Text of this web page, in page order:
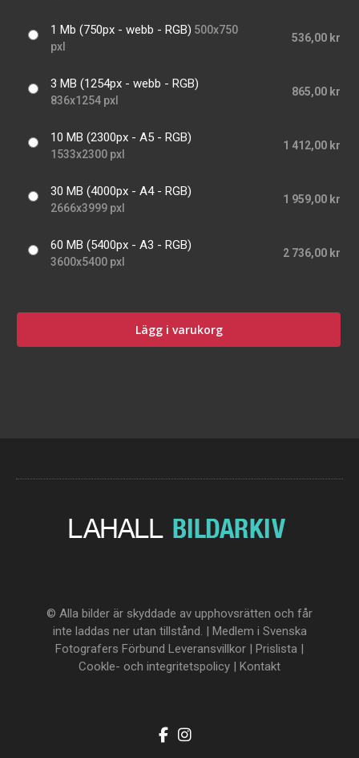
1 Mb (750px - webb - RGB) 500x750
pxl
536,00 kr
3 MB (1254px - webb - RGB)
836x1254 pxl
865,00 kr
10 MB (2300px - A5 - RGB)
1533x2300 pxl
1 412,00 kr
30 MB (4000px - A4 - RGB)
2666x3999 pxl
1 959,00 kr
60 MB (5400px - A3 - RGB)
3600x5400 pxl
2 736,00 kr
Lägg i varukorg
© Alla bilder är skyddade av upphovsrätten och får
inte laddas ner utan tillstånd. | Medlem i Svenska
Fotografers Förbund Leveransvillkor | Prislista |
Cookle- och integritetspolicy | Kontakt